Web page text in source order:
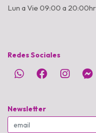
Lun a Vie 09:00 a
Redes Sociales
Newsletter